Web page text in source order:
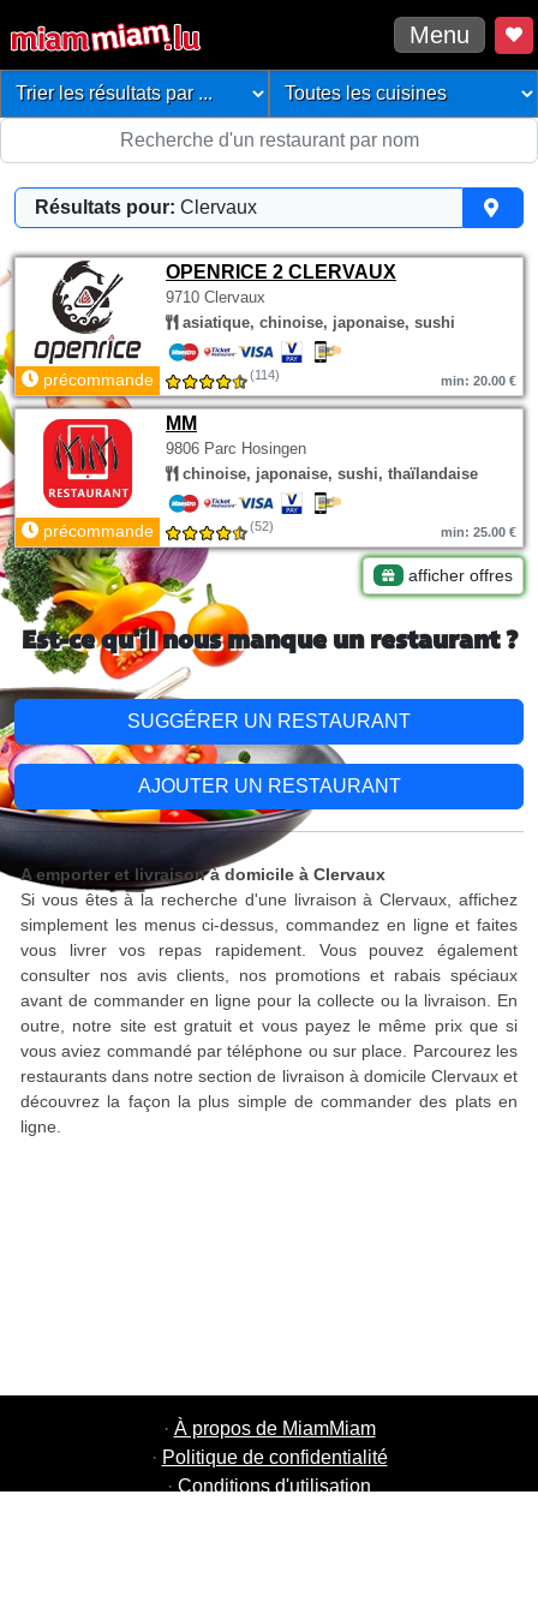
Menu
Résultats pour: Clervaux
OPENRICE 2 CLERVAUX
9710 Clervaux
asiatique, chinoise, japonaise, sushi
précommande (114) min: 20.00 €
MM
9806 Parc Hosingen
chinoise, japonaise, sushi, thaïlandaise
précommande (52) min: 25.00 €
afficher offres
Est-ce qu'il nous manque un restaurant ?
SUGGÉRER UN RESTAURANT
AJOUTER UN RESTAURANT
A emporter et livraison à domicile à Clervaux
Si vous êtes à la recherche d'une livraison à Clervaux, affichez
simplement les menus ci-dessus, commandez en ligne et faites
vous livrer vos repas rapidement. Vous pouvez également
consulter nos avis clients, nos promotions et rabais spéciaux
avant de commander en ligne pour la collecte ou la livraison. En
outre, notre site est gratuit et vous payez le même prix que si
vous aviez commandé par téléphone ou sur place. Parcourez les
restaurants dans notre section de livraison à domicile Clervaux et
découvrez la façon la plus simple de commander des plats en
ligne.
· À propos de MiamMiam
· Politique de confidentialité
· Conditions d'utilisation